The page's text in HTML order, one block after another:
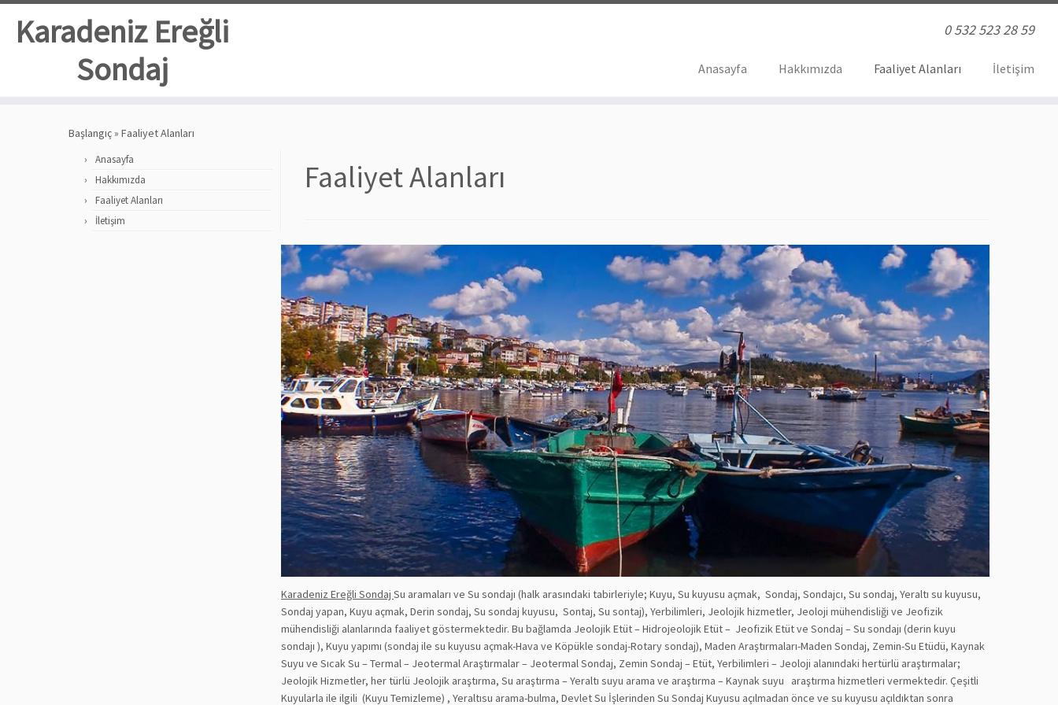
Karadeniz Ereğli
Sondaj
0 532 523 28 59
Anasayfa Hakkımızda Faaliyet Alanları İletişim
Başlangıç» Faaliyet Alanları
Anasayfa
Hakkımızda
Faaliyet Alanları
İletişim
Faaliyet Alanları
Karadeniz Ereğli Sondaj Su aramaları ve Su sondajı (halk arasındaki tabirleriyle; Kuyu, Su kuyusu açmak, Sondaj, Sondajcı, Su sondaj, Yeraltı su kuyusu,
Sondaj yapan, Kuyu açmak, Derin sondaj, Su sondaj kuyusu, Sontaj, Su sontaj), Yerbilimleri, Jeolojik hizmetler, Jeoloji mühendisliği ve Jeofizik
mühendisliği alanlarında faaliyet göstermektedir. Bu bağlamda Jeolojik Etüt – Hidrojeolojik Etüt – Jeofizik Etüt ve Sondaj – Su sondajı (derin kuyu
sondajı ), Kuyu yapımı (sondaj ile su kuyusu açmak-Hava ve Köpükle sondaj-Rotary sondaj), Maden Araştırmaları-Maden Sondaj, Zemin-Su Etüdü, Kaynak
Suyu ve Sıcak Su – Termal – Jeotermal Araştırmalar – Jeotermal Sondaj, Zemin Sondaj – Etüt, Yerbilimleri – Jeoloji alanındaki hertürlü araştırmalar;
Jeolojik Hizmetler, her türlü Jeolojik araştırma, Su araştırma – Yeraltı suyu arama ve araştırma – Kaynak suyu araştırma hizmetleri vermektedir. Çeşitli
Kuyularla ile ilgili (Kuyu Temizleme) , Yeraltısu arama-bulma, Devlet Su İşlerinden Su Sondaj Kuyusu açılmadan önce ve su kuyusu açıldıktan sonra